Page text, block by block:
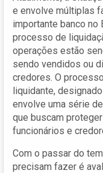
e envolve múltiplas
importante banco no
processo de
operações estão
sendo vendidos ou
credores. O
liquidante,
envolve uma série
que buscam
funcionários e
Com o passar do
precisam fazer é